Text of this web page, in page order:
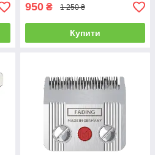
950 ₴ 1 250 ₴
Купити